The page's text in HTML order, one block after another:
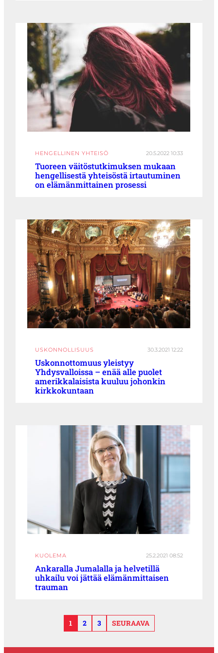
HENGELLINEN YHTEISÖ 20.5.2022 10:33
Tuoreen väitöstutkimuksen mukaan
hengellisestä yhteisöstä irtautuminen
on elämänmittainen prosessi
USKONNOLLISUUS 30.3.2021 12:22
Uskonnottomuus yleistyy
Yhdysvalloissa – enää alle puolet
amerikkalaisista kuuluu johonkin
kirkkokuntaan
KUOLEMA 25.2.2021 08:52
Ankaralla Jumalalla ja helvetillä
uhkailu voi jättää elämänmittaisen
trauman
1 2 3 SEURAAVA